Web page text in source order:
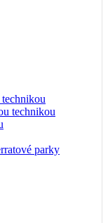
technikou
parky